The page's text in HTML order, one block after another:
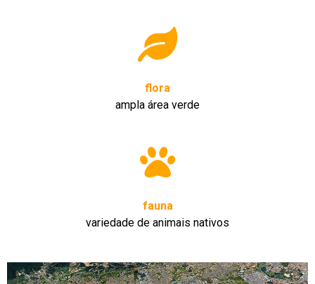
flora
ampla área verde
fauna
variedade de animais nativos